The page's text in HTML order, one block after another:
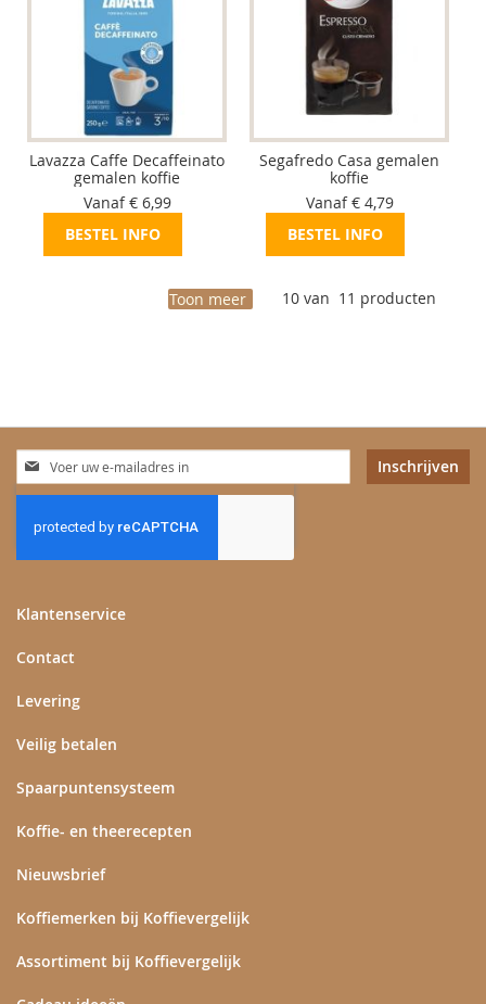
Lavazza Caffe Decaffeinato
gemalen koffie
Vanaf € 6,99
BESTEL INFO
Segafredo Casa gemalen
koffie
Vanaf € 4,79
BESTEL INFO
10van 11 producten
Toon meer
Abonneer
u
op
onze
nieuwsbrief
Inschrijven
Klantenservice
Contact
Levering
Veilig betalen
Spaarpuntensysteem
Koffie- en theerecepten
Nieuwsbrief
Koffiemerken bij Koffievergelijk
Assortiment bij Koffievergelijk